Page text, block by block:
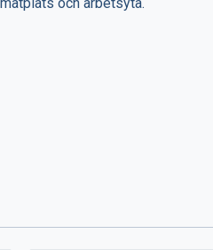
och arbetsyta.